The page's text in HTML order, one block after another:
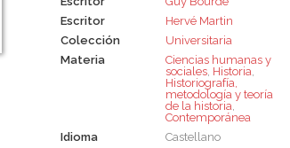
Escritor
Hervé Martin
Colección
Universitaria
Materia
Ciencias humanas y
sociales, Historia,
Historiografía,
metodología y teoría
de la historia,
Contemporánea
Idioma
Castellano